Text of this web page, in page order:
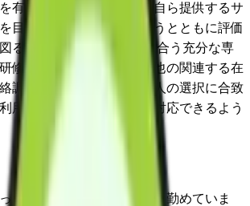
有する福祉用具の供給、自ら提供するサ
目指し常にその評価を行うとともに評価
る。 サービス供給量に見合う充分な専
修等による資質の向上、他の関連する在
調整を密にし、利用者本人の選択に合致
用者からの要望に適切に対応できるよう
た福祉用具の選定・相談の勤めていま